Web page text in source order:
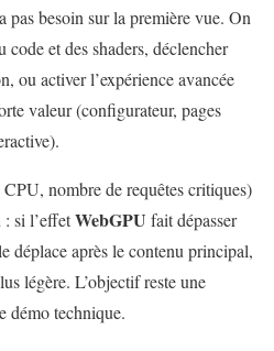
pas besoin sur la première vue. On
et des shaders, déclencher
ou activer l’expérience avancée
valeur (configurateur, pages
nombre de requêtes critiques)
: si l’effetWebGPU fait dépasser
déplace après le contenu principal,
légère. L’objectif reste une
démo technique.